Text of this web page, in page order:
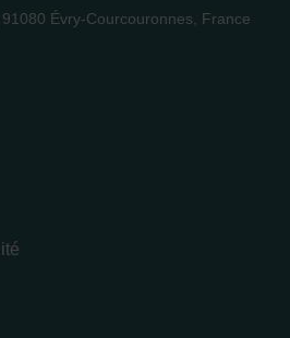
Évry-Courcouronnes, France